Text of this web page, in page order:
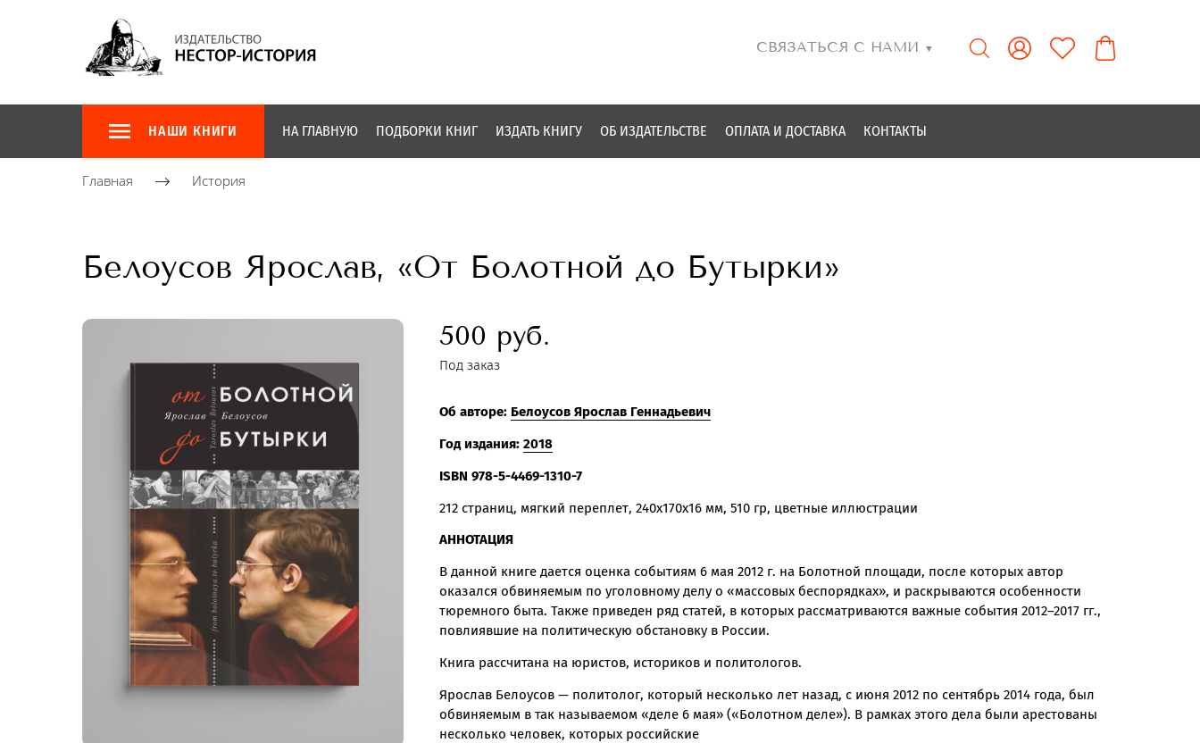
СВЯЗАТЬСЯ С НАМИ ▼
НАШИ КНИГИ НА ГЛАВНУЮ ПОДБОРКИ КНИГ ИЗДАТЬ КНИГУ ОБ ИЗДАТЕЛЬСТВЕ ОПЛАТА И ДОСТАВКА КОНТАКТЫ
Главная История
Белоусов Ярослав, «От Болотной до Бутырки»
500 руб.
Под заказ
Об авторе: Белоусов Ярослав Геннадьевич
Год издания: 2018
ISBN 978-5-4469-1310-7
212 страниц, мягкий переплет, 240x170x16 мм, 510 гр, цветные иллюстрации
АННОТАЦИЯ
В данной книге дается оценка событиям 6 мая 2012 г. на Болотной площади, после которых автор
оказался обвиняемым по уголовному делу о «массовых беспорядках», и раскрываются особенности
тюремного быта. Также приведен ряд статей, в которых рассматриваются важные события 2012–2017 гг.,
повлиявшие на политическую обстановку в России.
Книга рассчитана на юристов, историков и политологов.
Ярослав Белоусов — политолог, который несколько лет назад, с июня 2012 по сентябрь 2014 года, был
обвиняемым в так называемом «деле 6 мая» («Болотном деле»). В рамках этого дела были арестованы
несколько человек, которых российские